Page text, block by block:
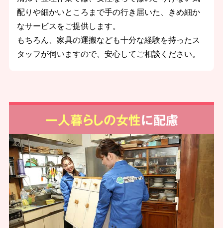
配りや細かいところまで手の行き届いた、きめ細か
なサービスをご提供します。
もちろん、家具の運搬なども十分な経験を持ったス
タッフが伺いますので、安心してご相談ください。
一人暮らしの女性に配慮